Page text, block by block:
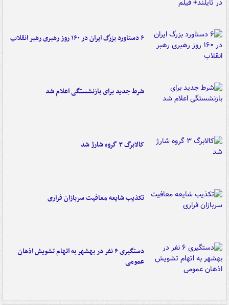
۶ دستاورد بزرگ ایران در ۱۶۰ روز رهبری رهبر انقلاب
شرط جدید برای بازنشستگی اعلام شد
کالابرگ ۳ گروه شارژ شد
تکذیب شایعه معافیت سربازان فراری
دستگیری ۶ نفر در بهشهر به اتهام تشویش اذهان
عمومی